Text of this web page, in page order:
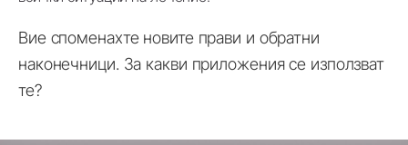
Вие споменахте новите прави и обратни
наконечници. За какви приложения се използват
те?